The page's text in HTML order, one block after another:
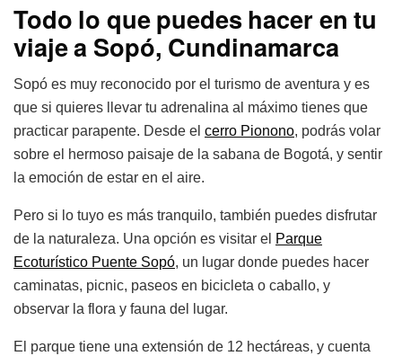
Todo lo que puedes hacer en tu
viaje a Sopó, Cundinamarca
Sopó es muy reconocido por el turismo de aventura y es
que si quieres llevar tu adrenalina al máximo tienes que
practicar parapente. Desde el cerro Pionono, podrás volar
sobre el hermoso paisaje de la sabana de Bogotá, y sentir
la emoción de estar en el aire.
Pero si lo tuyo es más tranquilo, también puedes disfrutar
de la naturaleza. Una opción es visitar el Parque
Ecoturístico Puente Sopó, un lugar donde puedes hacer
caminatas, picnic, paseos en bicicleta o caballo, y
observar la flora y fauna del lugar.
El parque tiene una extensión de 12 hectáreas, y cuenta